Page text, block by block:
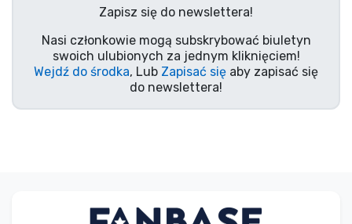
Zapisz się do newslettera!
Nasi członkowie mogą subskrybować biuletyn
swoich ulubionych za jednym kliknięciem!
Wejdź do środka, Lub Zapisać się aby zapisać się
do newslettera!